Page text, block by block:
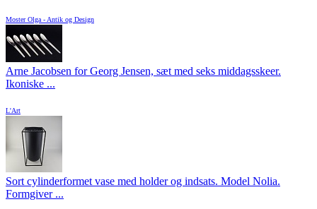
Moster Olga - Antik og Design
Arne Jacobsen for Georg Jensen, sæt med seks middagsskeer.
Ikoniske ...
L'Art
Sort cylinderformet vase med holder og indsats. Model Nolia.
Formgiver ...